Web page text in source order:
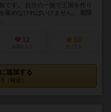
です。 自分の一族で王国を作り
集めなければいけません。 期限
12
お気に入り
60
持ってる
追加する
（税込）